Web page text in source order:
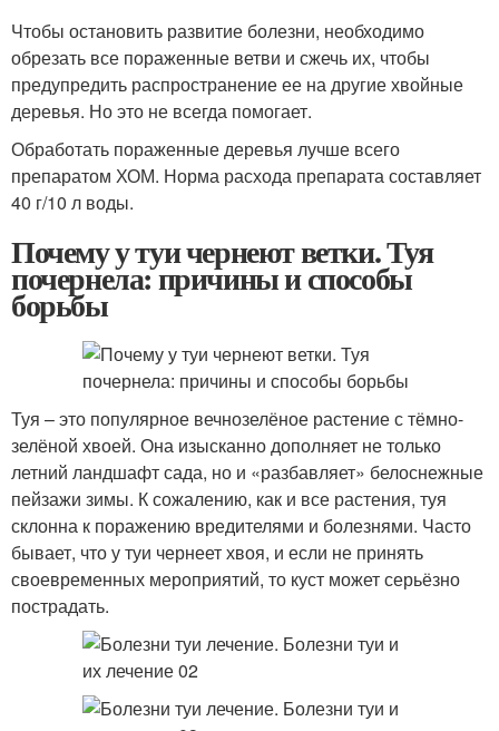
Чтобы остановить развитие болезни, необходимо
обрезать все пораженные ветви и сжечь их, чтобы
предупредить распространение ее на другие хвойные
деревья. Но это не всегда помогает.
Обработать пораженные деревья лучше всего
препаратом ХОМ. Норма расхода препарата составляет
40 г/10 л воды.
Почему у туи чернеют ветки. Туя
почернела: причины и способы
борьбы
Туя – это популярное вечнозелёное растение с тёмно-
зелёной хвоей. Она изысканно дополняет не только
летний ландшафт сада, но и «разбавляет» белоснежные
пейзажи зимы. К сожалению, как и все растения, туя
склонна к поражению вредителями и болезнями. Часто
бывает, что у туи чернеет хвоя, и если не принять
своевременных мероприятий, то куст может серьёзно
пострадать.